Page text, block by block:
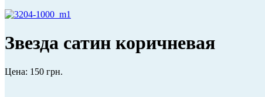
Звезда сатин коричневая
Цена: 150 грн.